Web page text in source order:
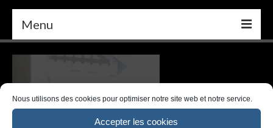
Nous utilisons des cookies pour optimiser notre site web et notre service.
Accepter les cookies
Menu
PEINTURE
DÉCORATION INTÉRIEURE
SCULPTURE